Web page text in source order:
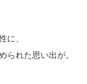
に、
られた思い出が。